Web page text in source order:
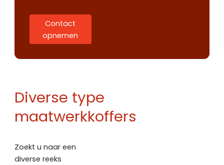
Contact
opnemen
Diverse type
maatwerkkoffers
Zoekt u naar een
diverse reeks